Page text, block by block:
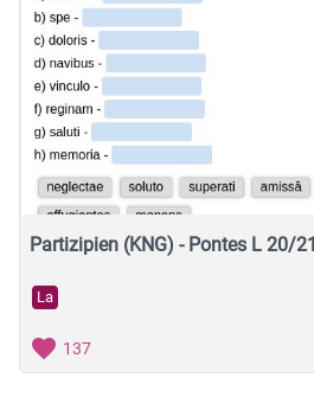
Partizipien (KNG) - Pontes L 20/21
La
137